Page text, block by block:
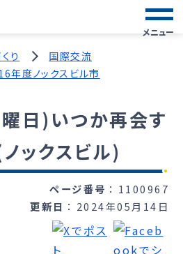
メニュー
り
国際交流
年度ノックスビル市
日)いつか再会す
ックスビル)
ページ番号
1100967
更新日
2024年05月14日